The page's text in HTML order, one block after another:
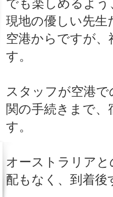
現地の優しい先
空港からですが
す。
スタッフが空港
関の手続きまで
す。
オーストラリア
配もなく、到着後